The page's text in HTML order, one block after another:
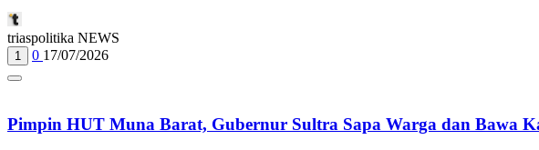
triaspolitika NEWS
1 0 17/07/2026
Pimpin HUT Muna Barat, Gubernur Sultra Sapa Warga dan Bawa